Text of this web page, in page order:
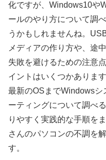
化ですが、Windows10や
ールのやり方について調
うかもしれませんね。
メディアの作り方や、途
失敗を避けるための注意
イントはいくつかありま
最新のOSまでWindowsシ
ーティングについて調べ
りやすく実践的な手順を
さんのパソコンの不調を
す。